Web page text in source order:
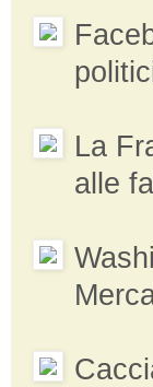
La
alle